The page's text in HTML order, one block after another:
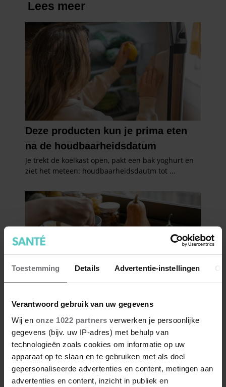
Toestemming Details Advertentie-instellingen
Verantwoord gebruik van uw gegevens
Wij en onze 1022 partners verwerken je persoonlijke
gegevens (bijv. uw IP-adres) met behulp van
technologieën zoals cookies om informatie op uw
apparaat op te slaan en te gebruiken met als doel
gepersonaliseerde advertenties en content, metingen aan
advertenties en content, inzicht in publiek en